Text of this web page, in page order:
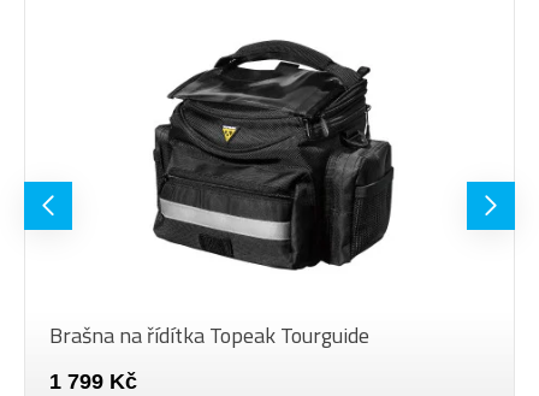
Brašna na řídítka Topeak Tourguide
1 799 Kč